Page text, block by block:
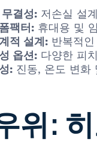
결성: 저손실 설
팩터: 휴대용 및
적 설계: 반복적
옵션: 다양한 피
: 진동, 온도 변화
위: